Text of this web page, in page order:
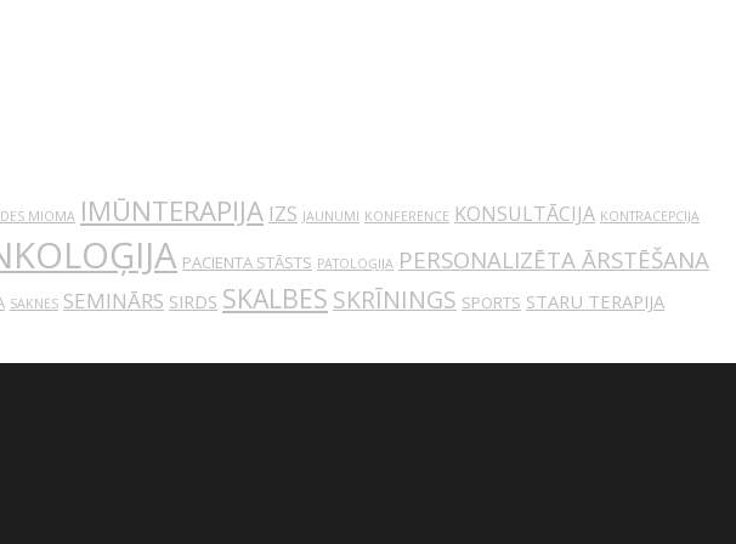
MIOMA IMŪNTERAPIJA IZS JAUNUMI KONFERENCE KONSULTĀCIJA KONTRACEPCIJA
PACIENTA STĀSTS PATOLOĢIJA PERSONALIZĒTA ĀRSTĒŠANA
SAKNES SEMINĀRS SIRDS SKALBES SKRĪNINGS SPORTS STARU TERAPIJA